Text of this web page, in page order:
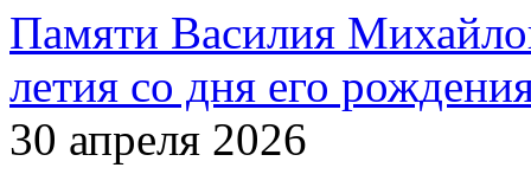
Памяти Василия
летия со дня его
30 апреля 2026